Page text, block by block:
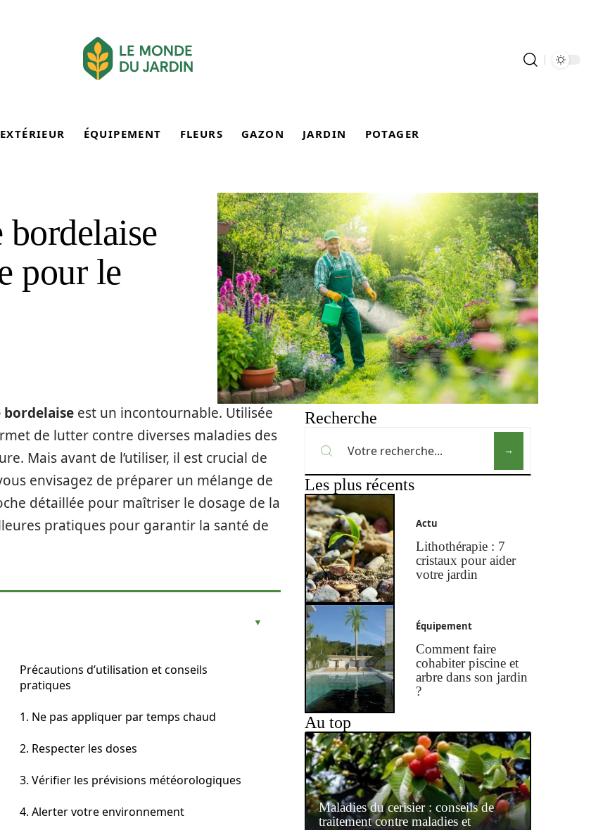
ÉQUIPEMENT FLEURS GAZON JARDIN POTAGER
pour le
est un incontournable. Utilisée
de lutter contre diverses maladies des
Mais avant de l’utiliser, il est crucial de
envisagez de préparer un mélange de
détaillée pour maîtriser le dosage de la
pratiques pour garantir la santé de
Précautions d’utilisation et conseils
pratiques
1. Ne pas appliquer par temps chaud
2. Respecter les doses
3. Vérifier les prévisions météorologiques
4. Alerter votre environnement
Recherche
Les plus récents
Actu
Lithothérapie : 7
cristaux pour aider
votre jardin
Équipement
Comment faire
cohabiter piscine et
arbre dans son jardin
?
Au top
Maladies du cerisier : conseils de
traitement contre maladies et